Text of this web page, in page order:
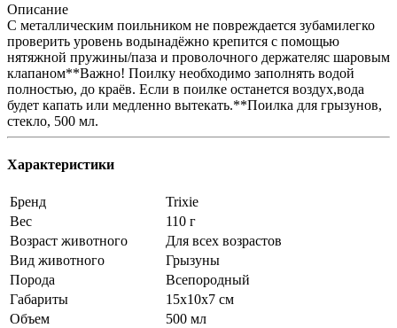
Описание
С металлическим поильником не повреждается зубамилегко
проверить уровень водынадёжно крепится с помощью
нятяжной пружины/паза и проволочного держателяс шаровым
клапаном**Важно! Поилку необходимо заполнять водой
полностью, до краёв. Если в поилке останется воздух,вода
будет капать или медленно вытекать.**Поилка для грызунов,
стекло, 500 мл.
Характеристики
Бренд
Trixie
Вес
110 г
Возраст животного
Для всех возрастов
Вид животного
Грызуны
Порода
Всепородный
Габариты
15х10х7 см
Объем
500 мл